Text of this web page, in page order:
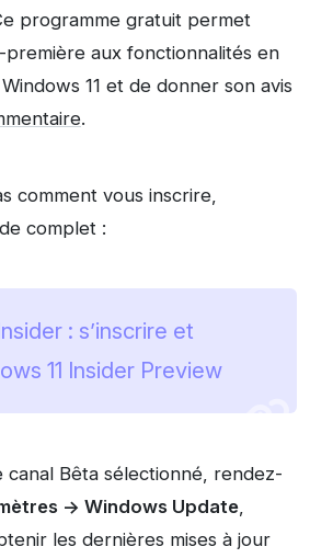
programme gratuit permet
aux fonctionnalités en
11 et de donner son avis
.
comment vous inscrire,
complet :
: s’inscrire et
11 Insider Preview
canal Bêta sélectionné, rendez-
-> Windows Update
les dernières mises à jour